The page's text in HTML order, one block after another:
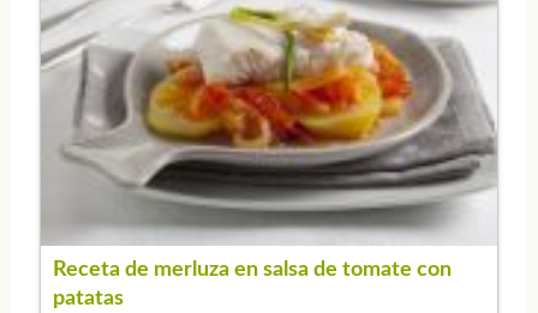
Receta de merluza en salsa de tomate con
patatas